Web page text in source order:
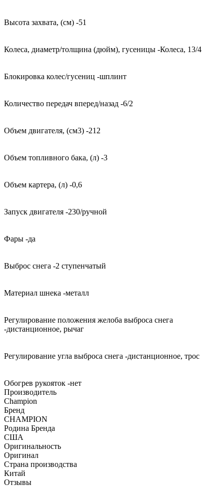
Высота захвата, (см) -51
Колеса, диаметр/толщина (дюйм), гусеницы -Колеса, 13/4
Блокировка колес/гусениц -шплинт
Количество передач вперед/назад -6/2
Объем двигателя, (см3) -212
Объем топливного бака, (л) -3
Объем картера, (л) -0,6
Запуск двигателя -230/ручной
Фары -да
Выброс снега -2 ступенчатый
Материал шнека -металл
Регулирование положения желоба выброса снега
-дистанционное, рычаг
Регулирование угла выброса снега -дистанционное, трос
Обогрев рукояток -нет
Производитель
Champion
Бренд
CHAMPION
Родина Бренда
США
Оригинальность
Оригинал
Страна производства
Китай
Отзывы